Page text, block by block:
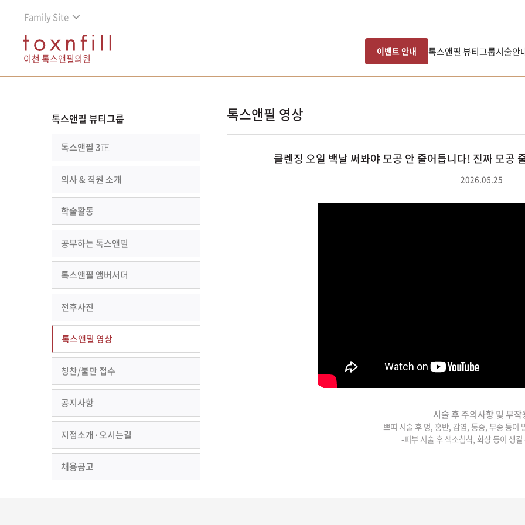
Family Site
이천 톡스앤필의원
이벤트 안내 톡스앤필 뷰티그룹시술안
톡스앤필 뷰티그룹
톡스앤필 3正
의사 & 직원 소개
학술활동
공부하는 톡스앤필
톡스앤필 앰버서더
전후사진
톡스앤필 영상
칭찬/불만 접수
공지사항
지점소개·오시는길
채용공고
톡스앤필 영상
클렌징 오일 백날 써봐야 모공 안 줄어듭니다! 진짜 모공
2026.06.25
시술 후 주의사항 및 부작
-쁘띠 시술 후 멍, 홍반, 감염, 통증, 부종 등이
-피부 시술 후 색소침착, 화상 등이 생